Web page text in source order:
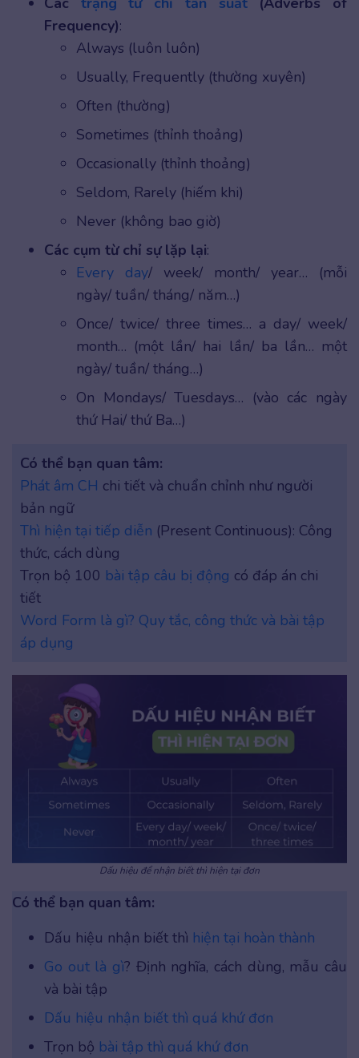
Frequency):
Always (luôn luôn)
Usually, Frequently (thường xuyên)
Often (thường)
Sometimes (thỉnh thoảng)
Occasionally (thỉnh thoảng)
Seldom, Rarely (hiếm khi)
Never (không bao giờ)
Các cụm từ chỉ sự lặp lại:
Every day/ week/ month/ year… (mỗi
ngày/ tuần/ tháng/ năm…)
Once/ twice/ three times… a day/ week/
month… (một lần/ hai lần/ ba lần… một
ngày/ tuần/ tháng…)
On Mondays/ Tuesdays… (vào các ngày
thứ Hai/ thứ Ba…)
Có thể bạn quan tâm:
Phát âm CH chi tiết và chuẩn chỉnh như người
bản ngữ
Thì hiện tại tiếp diễn (Present Continuous): Công
thức, cách dùng
Trọn bộ 100 bài tập câu bị động có đáp án chi
tiết
Word Form là gì? Quy tắc, công thức và bài tập
áp dụng
Dấu hiệu để nhận biết thì hiện tại đơn
Có thể bạn quan tâm:
Dấu hiệu nhận biết thì hiện tại hoàn thành
Go out là gì? Định nghĩa, cách dùng, mẫu câu
và bài tập
Dấu hiệu nhận biết thì quá khứ đơn
Trọn bộ bài tập thì quá khứ đơn